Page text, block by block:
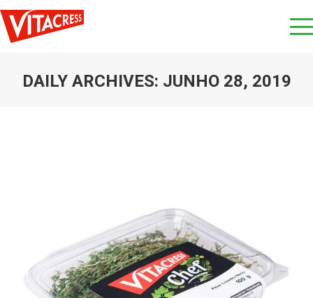
DAILY ARCHIVES: JUNHO 28, 2019